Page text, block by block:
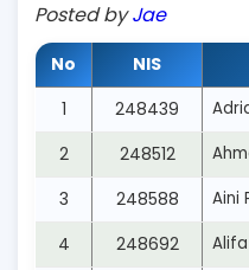
Posted byJae
No NIS
1
248439
2 248512
3 248588 Aini
4 248692